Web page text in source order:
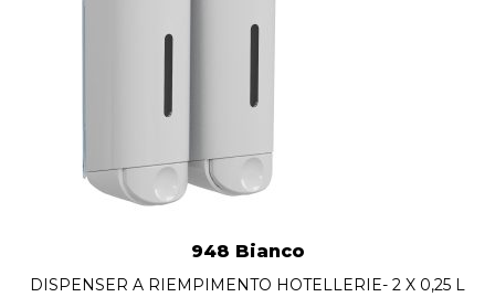
948 Bianco
DISPENSER A RIEMPIMENTO HOTELLERIE- 2 X 0,25 L